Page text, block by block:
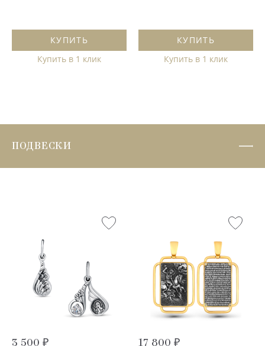
КУПИТЬ
Купить в 1 клик
КУПИТЬ
Купить в 1 клик
ПОДВЕСКИ